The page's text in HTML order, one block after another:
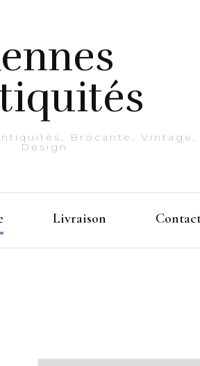
Brocante, Vintage,
Design
Livraison